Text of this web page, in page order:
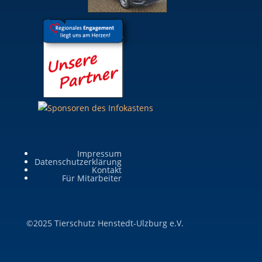
Impressum
Datenschutzerklärung
Kontakt
Für Mitarbeiter
©2025 Tierschutz Henstedt-Ulzburg e.V.